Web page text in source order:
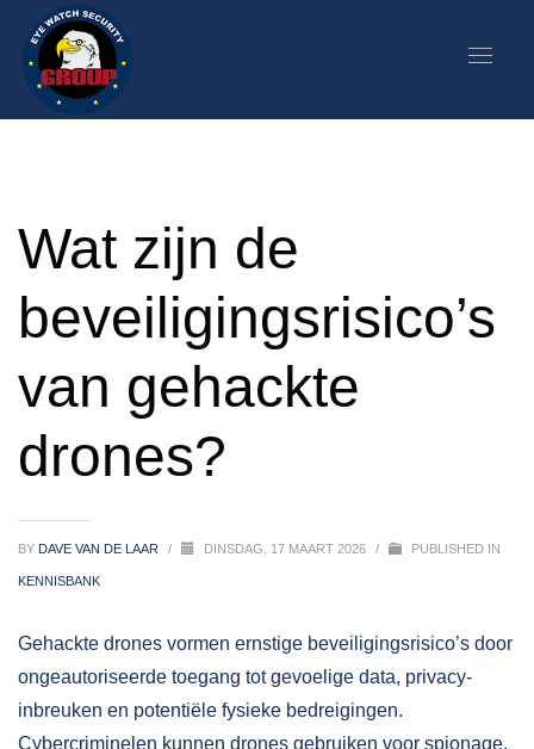
Wat zijn de
beveiligingsrisico’s
van gehackte
drones?
BY DAVE VAN DE LAAR / DINSDAG, 17 MAART 2026 / PUBLISHED IN
KENNISBANK
Gehackte drones vormen ernstige beveiligingsrisico’s door
ongeautoriseerde toegang tot gevoelige data, privacy-
inbreuken en potentiële fysieke bedreigingen.
Cybercriminelen kunnen drones gebruiken voor spionage,